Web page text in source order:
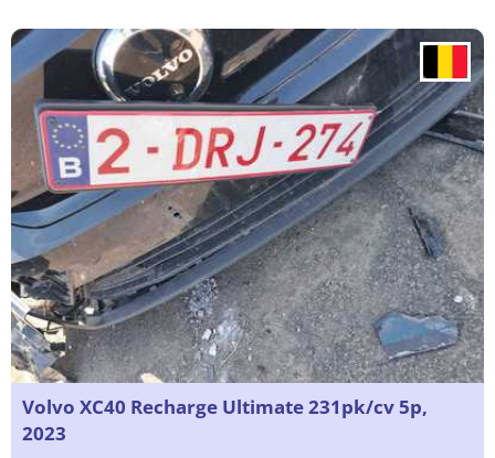
Volvo XC40 Recharge Ultimate 231pk/cv 5p,
2023